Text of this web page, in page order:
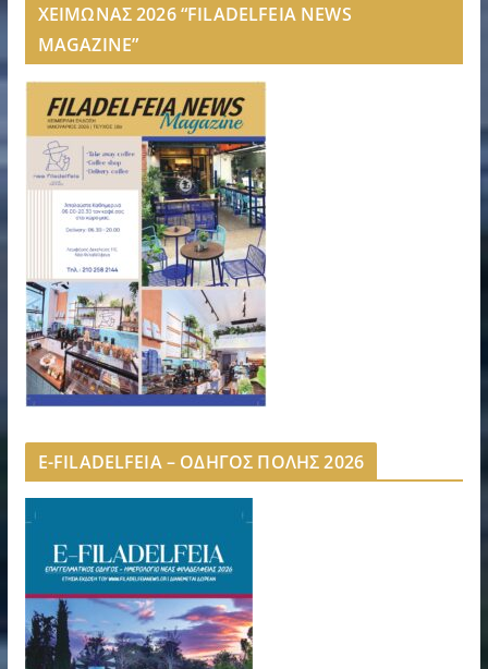
ΧΕΙΜΩΝΑΣ 2026 “FILADELFEIA NEWS
MAGAZINE”
E-FILADELFEIA – ΟΔΗΓΟΣ ΠΟΛΗΣ 2026